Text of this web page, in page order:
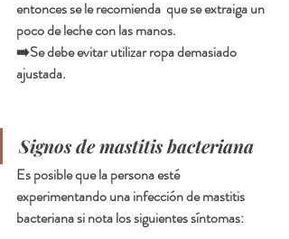
entonces se le recomienda  que se extraiga un
poco de leche con las manos.
➡️Se debe evitar utilizar ropa demasiado
ajustada.
Signos de mastitis bacteriana
Es posible que la persona esté
experimentando una infección de mastitis
bacteriana si nota los siguientes síntomas: